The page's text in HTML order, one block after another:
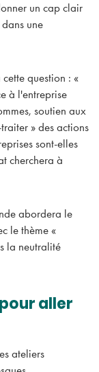
un cap clair
une
question : «
à l'entreprise
soutien aux
» des actions
sont-elles
cherchera à
abordera le
le thème «
la neutralité
aller
ateliers